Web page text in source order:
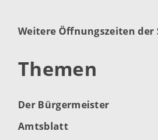
Weitere Öffnungszeiten der
Themen
Der Bürgermeister
Amtsblatt